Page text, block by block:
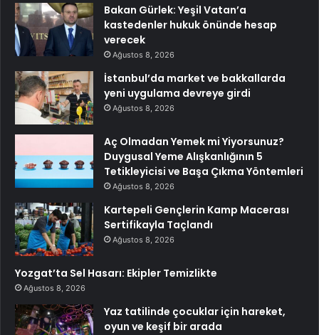
Bakan Gürlek: Yeşil Vatan’a
kastedenler hukuk önünde hesap
verecek
Ağustos 8, 2026
İstanbul’da market ve bakkallarda
yeni uygulama devreye girdi
Ağustos 8, 2026
Aç Olmadan Yemek mi Yiyorsunuz?
Duygusal Yeme Alışkanlığının 5
Tetikleyicisi ve Başa Çıkma Yöntemleri
Ağustos 8, 2026
Kartepeli Gençlerin Kamp Macerası
Sertifikayla Taçlandı
Ağustos 8, 2026
Yozgat’ta Sel Hasarı: Ekipler Temizlikte
Ağustos 8, 2026
Yaz tatilinde çocuklar için hareket,
oyun ve keşif bir arada